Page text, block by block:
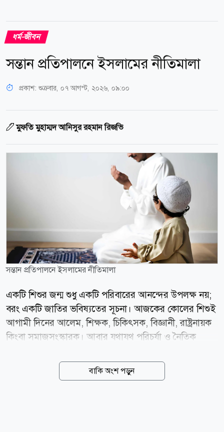
ধর্ম-জীবন
সন্তান প্রতিপালনে ইসলামের নীতিমালা
প্রকাশ: শুক্রবার, ০৭ আগস্ট, ২০২৬, ০৯:০০
মুফতি মুহাম্মদ আনিসুর রহমান রিজভি
সন্তান প্রতিপালনে ইসলামের নীতিমালা
একটি শিশুর জন্ম শুধু একটি পরিবারের আনন্দের উপলক্ষ নয়;
বরং একটি জাতির ভবিষ্যতের সূচনা। আজকের কোলের শিশুই
আগামী দিনের আলেম, শিক্ষক, চিকিৎসক, বিজ্ঞানী, রাষ্ট্রনায়ক
কিংবা সমাজসংস্কারক। আবার যথাযথ পরিচর্যা ও নৈতিক
উঠতে পারে। তাই ইসলাম সন্তানকে শুধু জন্ম দেওয়ার শিক্ষা
দেয়নি; বরং তাকে ঈমান, তাকওয়া, জ্ঞান, আদব-আখলাক ও
বাকি অংশ পড়ুন